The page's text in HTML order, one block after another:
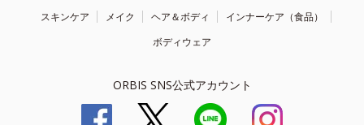
スキンケア メイク ヘア＆ボディ
インナーケア（食品）
ボディウェア
ORBIS SNS公式アカウント